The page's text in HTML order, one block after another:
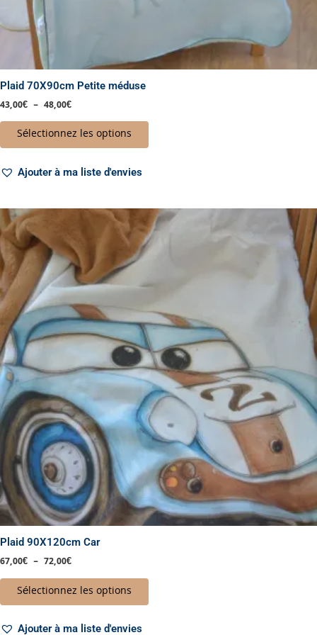
Plaid 70X90cm Petite méduse
43,00€ – 48,00€
Sélectionnez les options
Ajouter à ma liste d'envies
Plaid 90X120cm Car
67,00€ – 72,00€
Plage
prix :
67,00€
à
72,00€
Sélectionnez les options
Ce
produit
a
variations.
Les
options
peuvent
être
choisies
sur
la
page
du
produit
Ajouter à ma liste d'envies